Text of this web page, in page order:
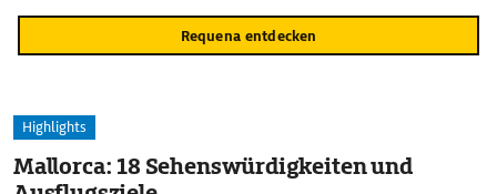
umgestaltet wurde.
Requena entdecken
Highlights
Mallorca: 18 Sehenswürdigkeiten und